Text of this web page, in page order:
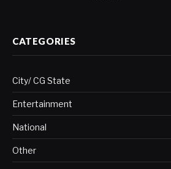
CATEGORIES
City/ CG State
Entertainment
National
Other